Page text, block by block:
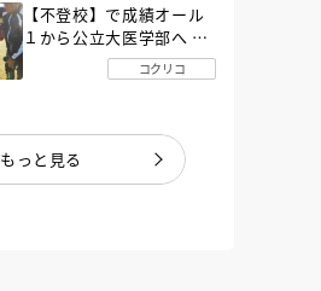
【不登校】で成績オール
１から公立大医学部へ 中
２で起立性調節障害「治
るまで３年」の診断 その
コクリコ
もっと見る